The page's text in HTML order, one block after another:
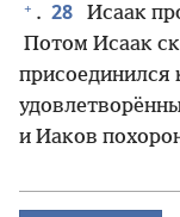
+ . 28 Исаак
Потом Исаак
присоединился
и Иаков